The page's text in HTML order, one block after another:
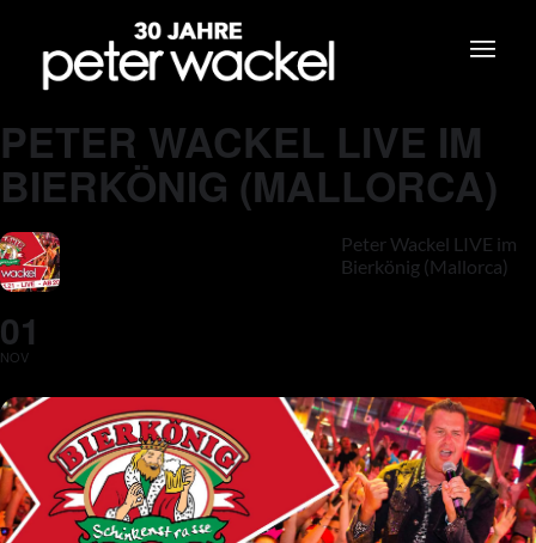
PETER WACKEL LIVE IM
BIERKÖNIG (MALLORCA)
01
NOV
Peter Wackel LIVE im
Bierkönig (Mallorca)